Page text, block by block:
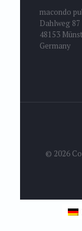
macondo
Dahlweg 87
48153
Germany
© 2026